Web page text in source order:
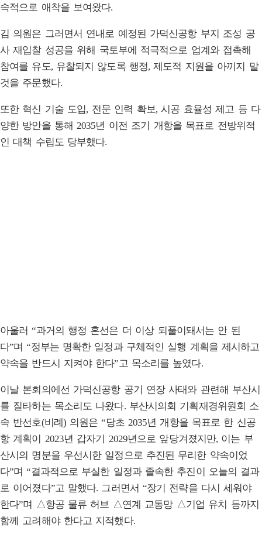
속적으로 애착을 보여왔다.
김 의원은 그러면서 연내로 예정된 가덕신공항 부지 조성 공
사 재입찰 성공을 위해 국토부에 적극적으로 업계와 접촉해
참여를 유도, 유찰되지 않도록 행정, 제도적 지원을 아끼지 말
것을 주문했다.
또한 혁신 기술 도입, 전문 인력 확보, 시공 효율성 제고 등 다
양한 방안을 통해 2035년 이전 조기 개항을 목표로 전방위적
인 대책 수립도 당부했다.
아울러 “과거의 행정 혼선은 더 이상 되풀이돼서는 안 된
다”며 “정부는 명확한 일정과 구체적인 실행 계획을 제시하고
약속을 반드시 지켜야 한다”고 목소리를 높였다.
이날 본회의에선 가덕신공항 공기 연장 사태와 관련해 부산시
를 질타하는 목소리도 나왔다. 부산시의회 기획재경위원회 소
속 반선호(비례) 의원은 “당초 2035년 개항을 목표로 한 신공
항 계획이 2023년 갑자기 2029년으로 앞당겨졌지만, 이는 부
산시의 명분을 우선시한 일정으로 추진된 무리한 약속이었
다”며 “결과적으로 부실한 일정과 졸속한 추진이 오늘의 결과
로 이어졌다”고 말했다. 그러면서 “장기 전략을 다시 세워야
한다”며 △항공 물류 허브 △연계 교통망 △기업 유치 등까지
함께 고려해야 한다고 지적했다.